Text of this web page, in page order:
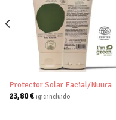
a tu
lista
Protector Solar Facial/Nuura
23,80€ igic incluido